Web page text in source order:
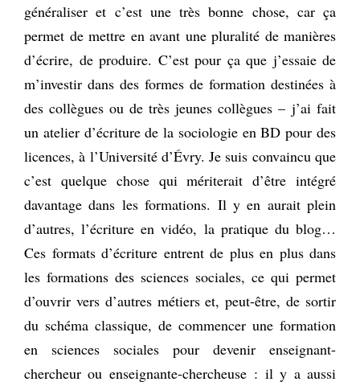
généraliser et c’est une très bonne chose, car ça
permet de mettre en avant une pluralité de manières
d’écrire, de produire. C’est pour ça que j’essaie de
m’investir dans des formes de formation destinées à
des collègues ou de très jeunes collègues – j’ai fait
un atelier d’écriture de la sociologie en BD pour des
licences, à l’Université d’Évry. Je suis convaincu que
c’est quelque chose qui mériterait d’être intégré
davantage dans les formations. Il y en aurait plein
d’autres, l’écriture en vidéo, la pratique du blog…
Ces formats d’écriture entrent de plus en plus dans
les formations des sciences sociales, ce qui permet
d’ouvrir vers d’autres métiers et, peut-être, de sortir
du schéma classique, de commencer une formation
en sciences sociales pour devenir enseignant-
chercheur ou enseignante-chercheuse : il y a aussi